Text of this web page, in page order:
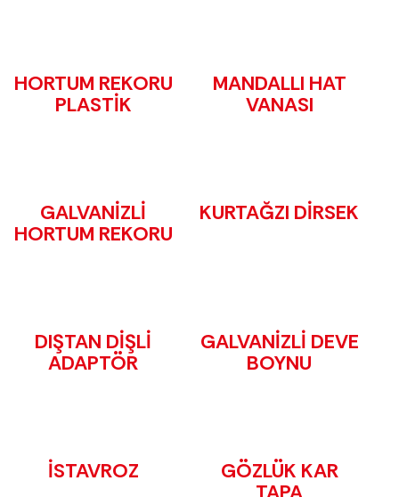
HORTUM REKORU
PLASTİK
MANDALLI HAT
VANASI
GALVANİZLİ
HORTUM REKORU
KURTAĞZI DİRSEK
DIŞTAN DİŞLİ
ADAPTÖR
GALVANİZLİ DEVE
BOYNU
İSTAVROZ
GÖZLÜK KAR